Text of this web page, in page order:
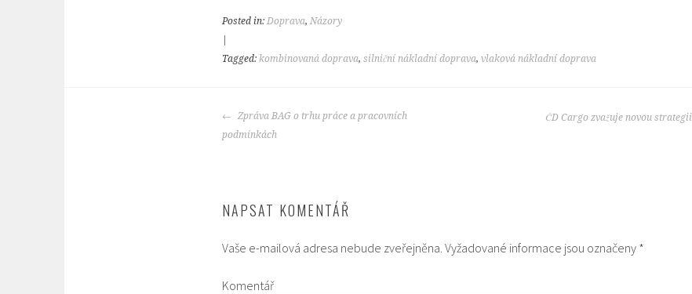
Posted in: Doprava, Názory
Tagged: kombinovaná doprava, silniční nákladní doprava, vlaková nákladní doprava
POST
NAVIGATION
Zpráva BAG o trhu práce a pracovních
podmínkách
ČD Cargo zvažuje novou strategii
NAPSAT KOMENTÁŘ
Vaše e-mailová adresa nebude zveřejněna. Vyžadované informace jsou označeny *
Komentář